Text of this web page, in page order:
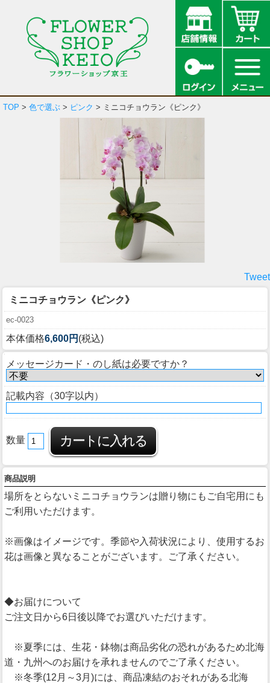
TOP > 色で選ぶ > ピンク > ミニコチョウラン《ピンク》
Tweet
ミニコチョウラン《ピンク》
ec-0023
本体価格6,600円 (税込)
メッセージカード・のし紙は必要ですか？
記載内容（30字以内）
数量
商品説明
場所をとらないミニコチョウランは贈り物にもご自宅用にも
ご利用いただけます。
※画像はイメージです。季節や入荷状況により、使用するお
花は画像と異なることがございます。ご了承ください。
◆お届けについて
ご注文日から6日後以降でお選びいただけます。
※夏季には、生花・鉢物は商品劣化の恐れがあるため北海
道・九州へのお届けを承れませんのでご了承ください。
※冬季(12月～3月)には、商品凍結のおそれがある北海